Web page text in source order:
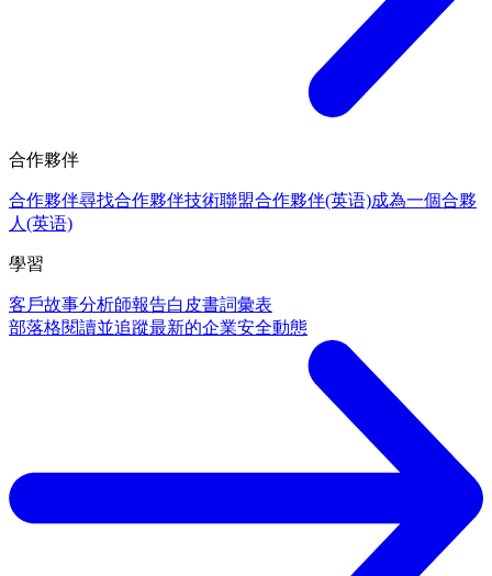
合作夥伴
合作夥伴尋找合作夥伴技術聯盟合作夥伴(英语)成為一個合夥
人(英语)
學習
客戶故事分析師報告白皮書詞彙表
部落格閱讀並追蹤最新的企業安全動態